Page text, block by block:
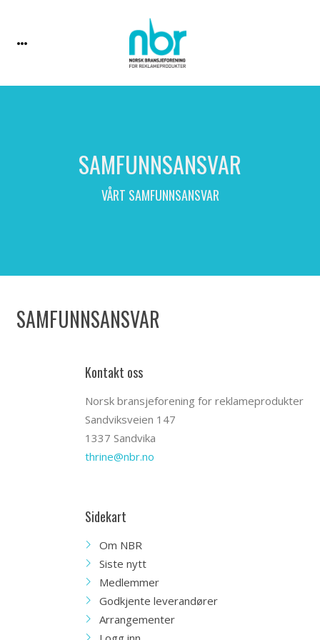
SAMFUNNSANSVAR
VÅRT SAMFUNNSANSVAR
SAMFUNNSANSVAR
Kontakt oss
Norsk bransjeforening for reklameprodukter
Sandviksveien 147
1337 Sandvika
thrine@nbr.no
Sidekart
Om NBR
Siste nytt
Medlemmer
Godkjente leverandører
Arrangementer